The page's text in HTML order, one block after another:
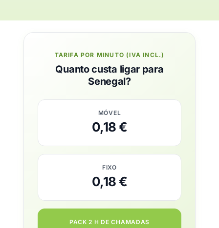
TARIFA POR MINUTO (IVA INCL.)
Quanto custa ligar para
Senegal?
MÓVEL
0,18 €
FIXO
0,18 €
PACK 2 H DE CHAMADAS